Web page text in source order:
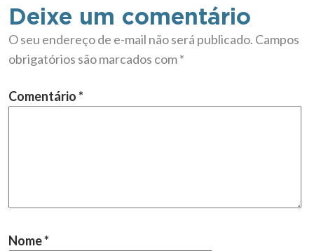
Deixe um comentário
O seu endereço de e-mail não será publicado. Campos
obrigatórios são marcados com*
Comentário*
Nome*